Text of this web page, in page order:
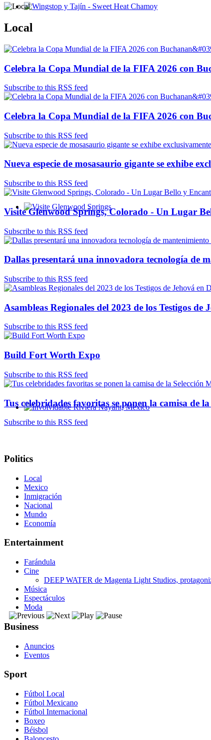
Glenwood Springs - Bello y Encantador
Local
Celebra la Copa Mundial de la FIFA 2026 con
Subscribe to this RSS feed
Celebra la Copa Mundial de la FIFA 2026 con
Subscribe to this RSS feed
Nueva especie de mosasaurio gigante se exhibe
Subscribe to this RSS feed
Visite Glenwood Springs, Colorado - Un Lugar
Subscribe to this RSS feed
Dallas presentará una innovadora tecnología de
Subscribe to this RSS feed
Asambleas Regionales del 2023 de los Testigos de
Subscribe to this RSS feed
Build Fort Worth Expo
Subscribe to this RSS feed
Tus celebridades favoritas se ponen la camisa de
Subscribe to this RSS feed
Politics
Local
Mexico
Inmigración
Nacional
Mundo
Economía
Entertainment
Farándula
Cine
DEEP WATER de Magenta Light Studios,
Música
Espectáculos
Moda
Business
Anuncios
Eventos
Sport
Fútbol Local
Fútbol Mexicano
Fútbol Internacional
Boxeo
Béisbol